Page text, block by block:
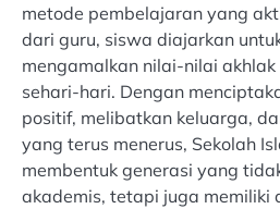
metode pembelajaran yang
dari guru, siswa diajarkan
mengamalkan nilai-nilai
sehari-hari. Dengan
positif, melibatkan keluarga,
yang terus menerus, Sekolah
membentuk generasi yang
akademis, tetapi juga memiliki